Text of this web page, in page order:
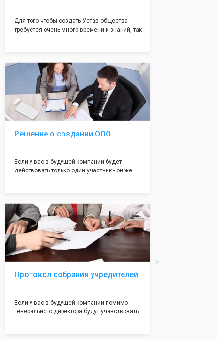
Для того чтобы создать Устав общества
требуется очень много времени и знаний, так
Наша компания предоставит вам свой
уникальный Устав Общества, который
подойдет для любой компании. Устав,
сделанный нашими профессиональными
юристами, успешно проходит регистрацию в
налоговой инспекции!
Решение о создании ООО
Если у вас в будущей компании будет
действовать только один участник - он же
грамотно составят данное заявление, а Вам
нужно будет только поставить подпись на
нём!
Протокол собрания учредителей
Если у вас в будущей компании помимо
генерального директора будут учавствовать